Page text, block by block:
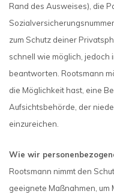
Rand des Ausweises), die
zum Schutz deiner
schnell wie möglich, jedoch
beantworten. Rootsmann
die Möglichkeit hast, eine
Aufsichtsbehörde, der
einzureichen.
Wie wir
Rootsmann nimmt den
geeignete Maßnahmen, um